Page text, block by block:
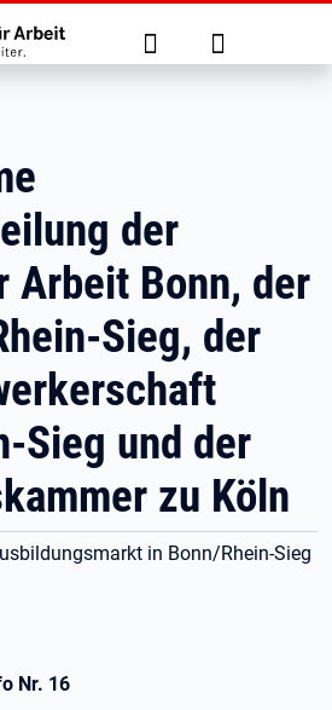
Suche Anmelden
der
Arbeit Bonn, der
Sieg, der
Sieg und der
zu Köln
in Bonn/Rhein-Sieg
Nr. 16